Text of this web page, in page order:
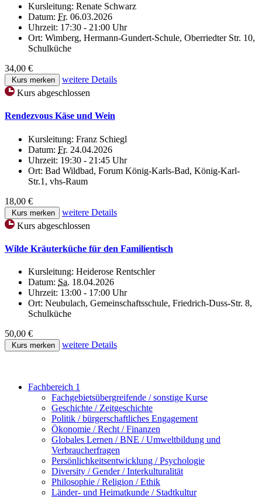
Kursleitung: Renate Schwarz
Datum: Fr. 06.03.2026
Uhrzeit: 17:30 - 21:00 Uhr
Ort: Wimberg, Hermann-Gundert-Schule, Oberriedter Str. 10,
Schulküche
34,00 €
Kurs merken
weitere Details
Kurs abgeschlossen
Rendezvous Käse und Wein
Kursleitung: Franz Schiegl
Datum: Fr. 24.04.2026
Uhrzeit: 19:30 - 21:45 Uhr
Ort: Bad Wildbad, Forum König-Karls-Bad, König-Karl-
Str.1, vhs-Raum
18,00 €
Kurs merken
weitere Details
Kurs abgeschlossen
Wilde Kräuterküche für den Familientisch
Kursleitung: Heiderose Rentschler
Datum: Sa. 18.04.2026
Uhrzeit: 13:00 - 17:00 Uhr
Ort: Neubulach, Gemeinschaftsschule, Friedrich-Duss-Str. 8,
Schulküche
50,00 €
Kurs merken weitere Details
Fachbereich 1
Fachgebietsübergreifende / sonstige Kurse
Geschichte / Zeitgeschichte
Politik / bürgerschaftliches Engagement
Ökonomie / Recht / Finanzen
Globales Lernen / BNE / Umweltbildung und
Verbraucherfragen
Persönlichkeitsentwicklung / Psychologie
Diversity / Gender / Interkulturalität
Philosophie / Religion / Ethik
Länder- und Heimatkunde / Stadtkultur